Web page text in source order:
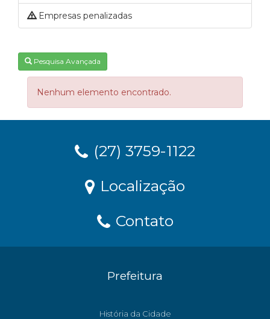
Empresas penalizadas
Pesquisa Avançada
Nenhum elemento encontrado.
(27) 3759-1122
Localização
Contato
Prefeitura
História da Cidade